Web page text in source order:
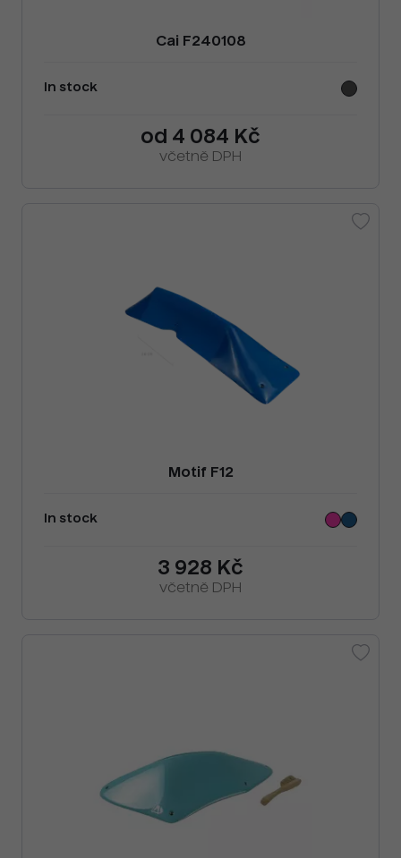
Cai F240108
In stock
od 4 084 Kč
včetně DPH
Motif F12
In stock
3 928 Kč
včetně DPH